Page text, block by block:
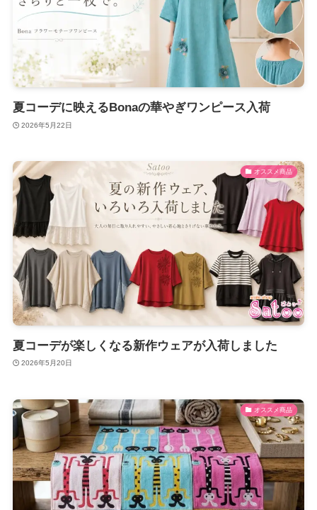
夏コーデに映えるBonaの華やぎワンピース入荷
2026年5月22日
オススメ商品
夏コーデが楽しくなる新作ウェアが入荷しました
2026年5月20日
オススメ商品